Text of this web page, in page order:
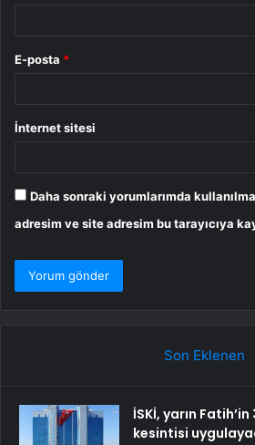
E-posta *
İnternet sitesi
Daha sonraki yorumlarımda
adresim ve site adresim bu tarayıcıya
Son Eklenen
İSKİ, yarın
kesintisi